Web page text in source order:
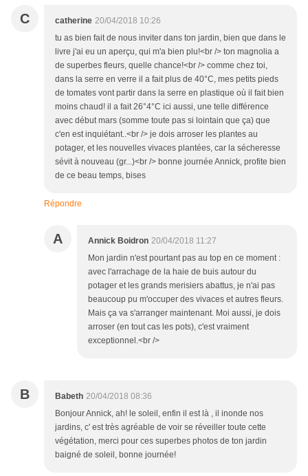
C catherine 20/04/2018 10:26
tu as bien fait de nous inviter dans ton jardin, bien que dans le
livre j'ai eu un aperçu, qui m'a bien plu!<br /> ton magnolia a
de superbes fleurs, quelle chance!<br /> comme chez toi,
dans la serre en verre il a fait plus de 40°C, mes petits pieds
de tomates vont partir dans la serre en plastique où il fait bien
moins chaud! il a fait 26°4°C ici aussi, une telle différence
avec début mars (somme toute pas si lointain que ça) que
c'en est inquiétant..<br /> je dois arroser les plantes au
potager, et les nouvelles vivaces plantées, car la sécheresse
sévit à nouveau (gr...)<br /> bonne journée Annick, profite bien
de ce beau temps, bises
Répondre
A Annick Boidron 20/04/2018 11:27
Mon jardin n'est pourtant pas au top en ce moment :
avec l'arrachage de la haie de buis autour du
potager et les grands merisiers abattus, je n'ai pas
beaucoup pu m'occuper des vivaces et autres fleurs.
Mais ça va s'arranger maintenant. Moi aussi, je dois
arroser (en tout cas les pots), c'est vraiment
exceptionnel.<br />
B Babeth 20/04/2018 08:36
Bonjour Annick, ah! le soleil, enfin il est là , il inonde nos
jardins, c' est très agréable de voir se réveiller toute cette
végétation, merci pour ces superbes photos de ton jardin
baigné de soleil, bonne journée!